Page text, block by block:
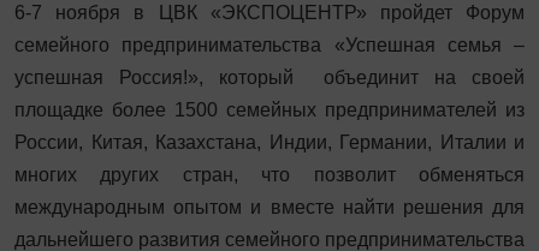
6-7 ноября в ЦВК «ЭКСПОЦЕНТР» пройдет Форум
семейного предпринимательства «Успешная семья –
успешная Россия!», который объединит на своей
площадке более 1500 семейных предпринимателей из
России, Китая, Казахстана, Индии, Германии, Италии и
многих других стран, что позволит обменяться
международным опытом и вместе найти решения для
дальнейшего развития семейного предпринимательства